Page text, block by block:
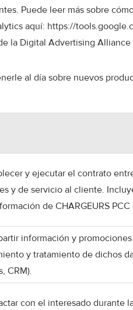
Puede leer más sobre
aquí: https://
la Digital Advertising Alliance
al día sobre nuevos
y ejecutar el contrato
y de servicio al cliente.
de CHARGEURS
información y
y tratamiento de dichos
CRM).
con el interesado durante